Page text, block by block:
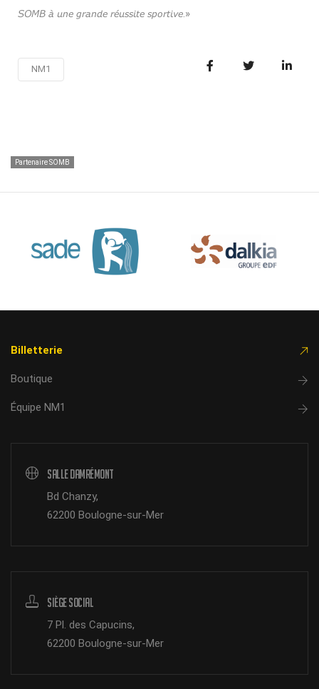
𝘚𝘖𝘔𝘉 𝘢̀ 𝘶𝘯𝘦 𝘨𝘳𝘢𝘯𝘥𝘦 𝘳𝘦́𝘶𝘴𝘴𝘪𝘵𝘦 𝘴𝘱𝘰𝘳𝘵𝘪𝘷𝘦.»
NM1
Partenaire SOMB
Billetterie
Boutique
Équipe NM1
Salle Damrémont
Bd Chanzy,
62200 Boulogne-sur-Mer
Siège Social
7 Pl. des Capucins,
62200 Boulogne-sur-Mer